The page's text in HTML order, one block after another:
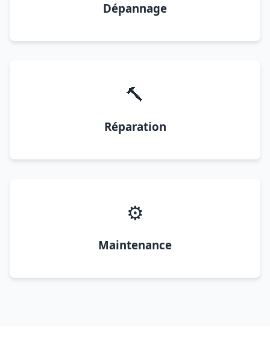
Dépannage
🔨
Réparation
⚙️
Maintenance